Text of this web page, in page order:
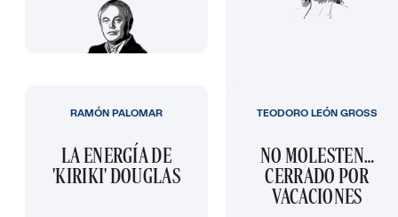
LA ENERGÍA DE
'KIRIKI' DOUGLAS
RAMÓN PALOMAR
NO MOLESTEN…
CERRADO POR
VACACIONES
TEODORO LEÓN GROSS